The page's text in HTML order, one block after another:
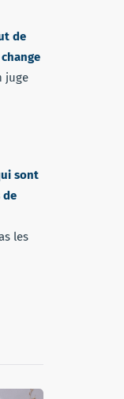
de
juge
sont
de
les